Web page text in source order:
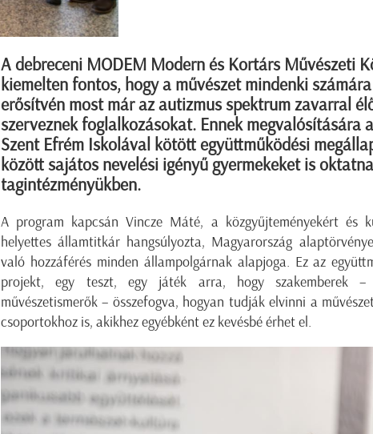
A debreceni MODEM Modern és Kortárs Művészeti
kiemelten fontos, hogy a művészet mindenki
erősítvén most már az autizmus spektrum zavarral
szerveznek foglalkozásokat. Ennek megvalósítására
Szent Efrém Iskolával kötött együttműködési
között sajátos nevelési igényű gyermekeket is
tagintézményükben.
A program kapcsán Vincze Máté, a közgyűjteményekért és
helyettes államtitkár hangsúlyozta, Magyarország
való hozzáférés minden állampolgárnak alapjoga. Ez az
projekt, egy teszt, egy játék arra, hogy szakemberek –
művészetismerők – összefogva, hogyan tudják elvinni a
csoportokhoz is, akikhez egyébként ez kevésbé érhet el.